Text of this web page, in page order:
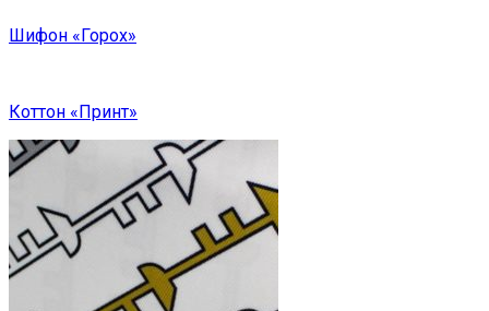
Шифон «Горох»
Коттон «Принт»